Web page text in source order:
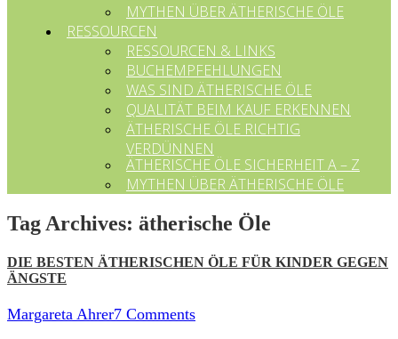
MYTHEN ÜBER ÄTHERISCHE ÖLE
RESSOURCEN
RESSOURCEN & LINKS
BUCHEMPFEHLUNGEN
WAS SIND ÄTHERISCHE ÖLE
QUALITÄT BEIM KAUF ERKENNEN
ÄTHERISCHE ÖLE RICHTIG
VERDÜNNEN
ÄTHERISCHE ÖLE SICHERHEIT A – Z
MYTHEN ÜBER ÄTHERISCHE ÖLE
Tag Archives: ätherische Öle
DIE BESTEN ÄTHERISCHEN ÖLE FÜR KINDER GEGEN
ÄNGSTE
Margareta Ahrer7 Comments